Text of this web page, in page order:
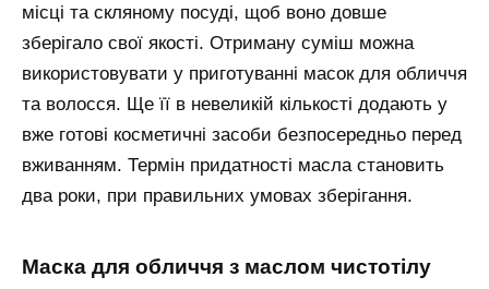
місці та скляному посуді, щоб воно довше
зберігало свої якості. Отриману суміш можна
використовувати у приготуванні масок для обличчя
та волосся. Ще її в невеликій кількості додають у
вже готові косметичні засоби безпосередньо перед
вживанням. Термін придатності масла становить
два роки, при правильних умовах зберігання.
Маска для обличчя з маслом чистотілу